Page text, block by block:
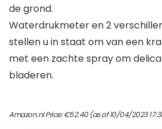
de grond.
Waterdrukmeter en 2
stellen u in staat om van een
met een zachte spray om
bladeren.
Amazon.nl Price:€52.40(as of 10/04/2023